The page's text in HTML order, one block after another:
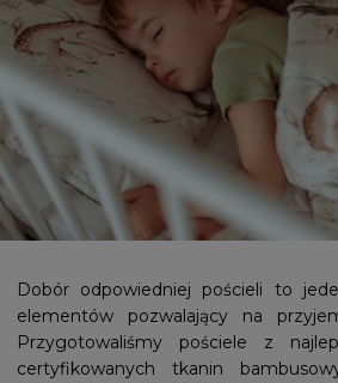
Dobór odpowiedniej pościeli to
elementów pozwalający na
Przygotowaliśmy pościele z
certyfikowanych tkanin